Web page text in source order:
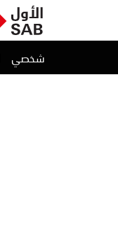
شخصي